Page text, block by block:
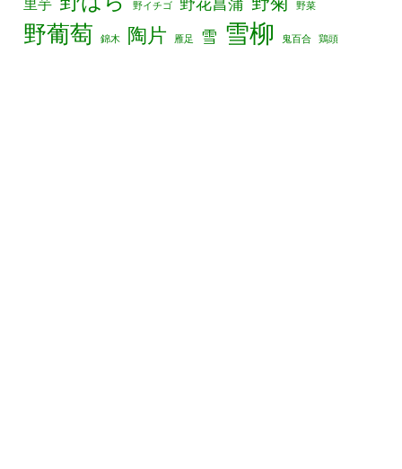
里芋 野イチゴ 野菜
野葡萄 錦木 陶片 雁足 雪 雪柳 鬼百合 鶏頭